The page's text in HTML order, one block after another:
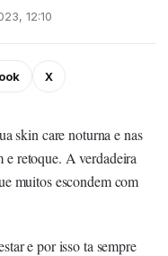
12:10
X
skin care noturna e nas
e retoque. A verdadeira
muitos escondem com
e por isso ta sempre